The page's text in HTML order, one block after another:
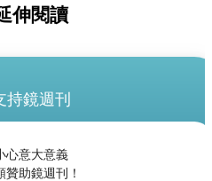
伸閱讀
持鏡週刊
心意大意義
贊助鏡週刊！